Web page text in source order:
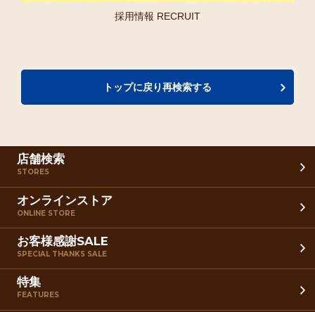
採用情報 RECRUIT
トップに戻り再検索する
店舗検索
STORES
オンラインストア
ONLINE STORE
お客様感謝SALE
SPECIAL THANKS SALE
特集
FEATURES